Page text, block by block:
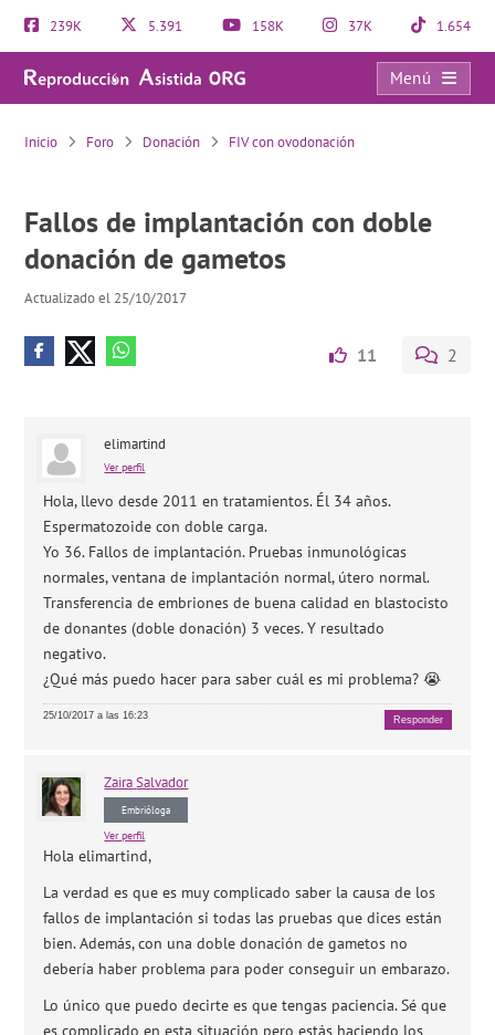
239K 5.391 158K 37K 1.654
Menú
Fallos de implantación con doble donación de gametos
Inicio Foro Donación FIV con ovodonación
Fallos de implantación con doble
donación de gametos
Actualizado el 25/10/2017
11 2
elimartind
Ver perfil
Hola, llevo desde 2011 en tratamientos. Él 34 años.
Espermatozoide con doble carga.
Yo 36. Fallos de implantación. Pruebas inmunológicas
normales, ventana de implantación normal, útero normal.
Transferencia de embriones de buena calidad en blastocisto
de donantes (doble donación) 3 veces. Y resultado
negativo.
¿Qué más puedo hacer para saber cuál es mi problema? 😭
25/10/2017 a las 16:23 Responder
Zaira Salvador
Embrióloga
Ver perfil
Hola elimartind,
La verdad es que es muy complicado saber la causa de los
fallos de implantación si todas las pruebas que dices están
bien. Además, con una doble donación de gametos no
debería haber problema para poder conseguir un embarazo.
Lo único que puedo decirte es que tengas paciencia. Sé que
es complicado en esta situación pero estás haciendo los